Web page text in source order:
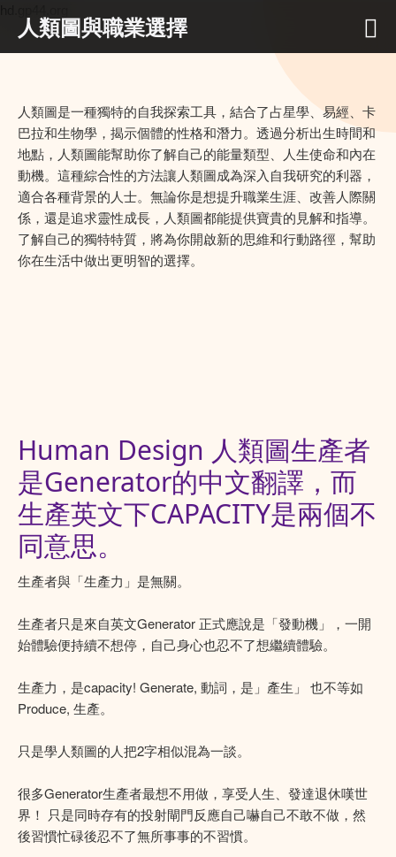
人類圖與職業選擇
人類圖是一種獨特的自我探索工具，結合了占星學、易經、卡
巴拉和生物學，揭示個體的性格和潛力。透過分析出生時間和
地點，人類圖能幫助你了解自己的能量類型、人生使命和內在
動機。這種綜合性的方法讓人類圖成為深入自我研究的利器，
適合各種背景的人士。無論你是想提升職業生涯、改善人際關
係，還是追求靈性成長，人類圖都能提供寶貴的見解和指導。
了解自己的獨特特質，將為你開啟新的思維和行動路徑，幫助
你在生活中做出更明智的選擇。
Human Design 人類圖生產者
是Generator的中文翻譯，而
生產英文下CAPACITY是兩個不
同意思。
生產者與「生產力」是無關。
生產者只是來自英文Generator 正式應說是「發動機」，一開
始體驗便持續不想停，自己身心也忍不了想繼續體驗。
生產力，是capacity! Generate, 動詞，是」產生」 也不等如
Produce, 生產。
只是學人類圖的人把2字相似混為一談。
很多Generator生產者最想不用做，享受人生、發達退休嘆世
界！ 只是同時存有的投射閘門反應自己嚇自己不敢不做，然
後習慣忙碌後忍不了無所事事的不習慣。